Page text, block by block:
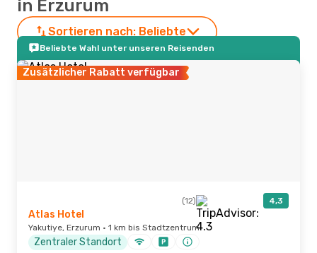
in Erzurum
Sortieren nach: Beliebte
Beliebte Wahl unter unseren Reisenden
Zusätzlicher Rabatt verfügbar
(12) 4,3
Atlas Hotel
Yakutiye, Erzurum · 1 km bis Stadtzentrum
Zentraler Standort